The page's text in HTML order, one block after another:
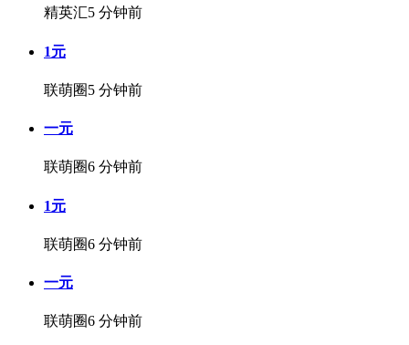
精英汇5 分钟前
1元
联萌圈5 分钟前
一元
联萌圈6 分钟前
1元
联萌圈6 分钟前
一元
联萌圈6 分钟前